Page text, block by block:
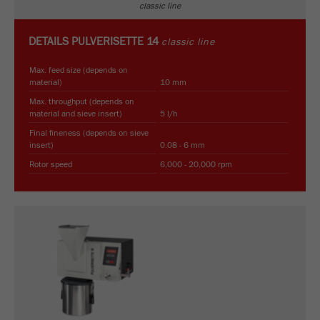
Proveedor google
las cookies
1 día
Nombre
Ciclo de vida de
1 año
classic line
DETAILS PULVERISETTE 14 classic line
Max. feed size (depends on
material)
10 mm
Max. throughput (depends on
material and sieve insert)
5 l/h
Final fineness (depends on sieve
insert)
0.08 - 6 mm
Rotor speed
6,000 - 20,000 rpm